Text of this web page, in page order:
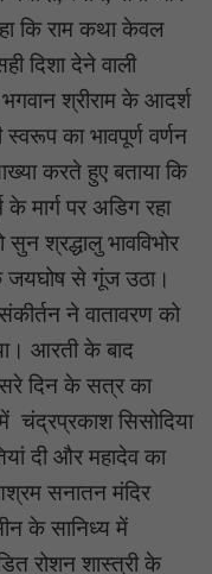
कि राम कथा केवल
दिशा देने वाली
श्रीराम के आदर्श
का भावपूर्ण वर्णन
करते हुए बताया कि
के मार्ग पर अडिग रहा
श्रद्धालु भावविभोर
जयघोष से गूंज उठा।
ने वातावरण को
आरती के बाद
दिन के सत्र का
सिसोदिया
दी और महादेव का
सनातन मंदिर
के सानिध्य में
रोशन शास्त्री के